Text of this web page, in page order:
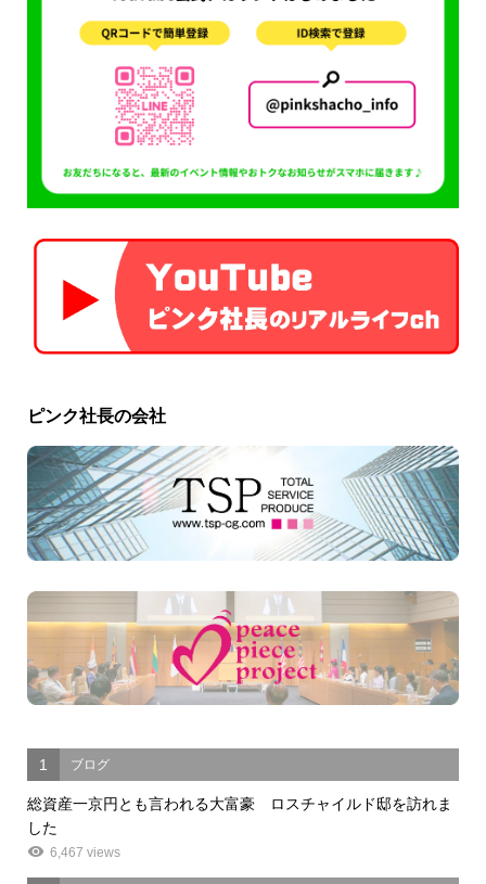
ピンク社長の会社
1 ブログ
総資産一京円とも言われる大富豪 ロスチャイルド邸を訪れま
した
6,467 views